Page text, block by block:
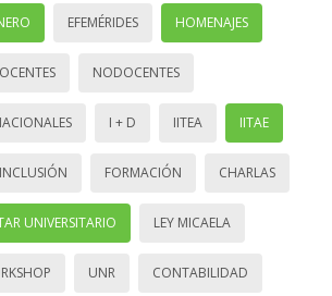
EFEMÉRIDES HOMENAJES
NODOCENTES
I + D IITEA IITAE
INCLUSIÓN FORMACIÓN CHARLAS
UNIVERSITARIO LEY MICAELA
UNR CONTABILIDAD